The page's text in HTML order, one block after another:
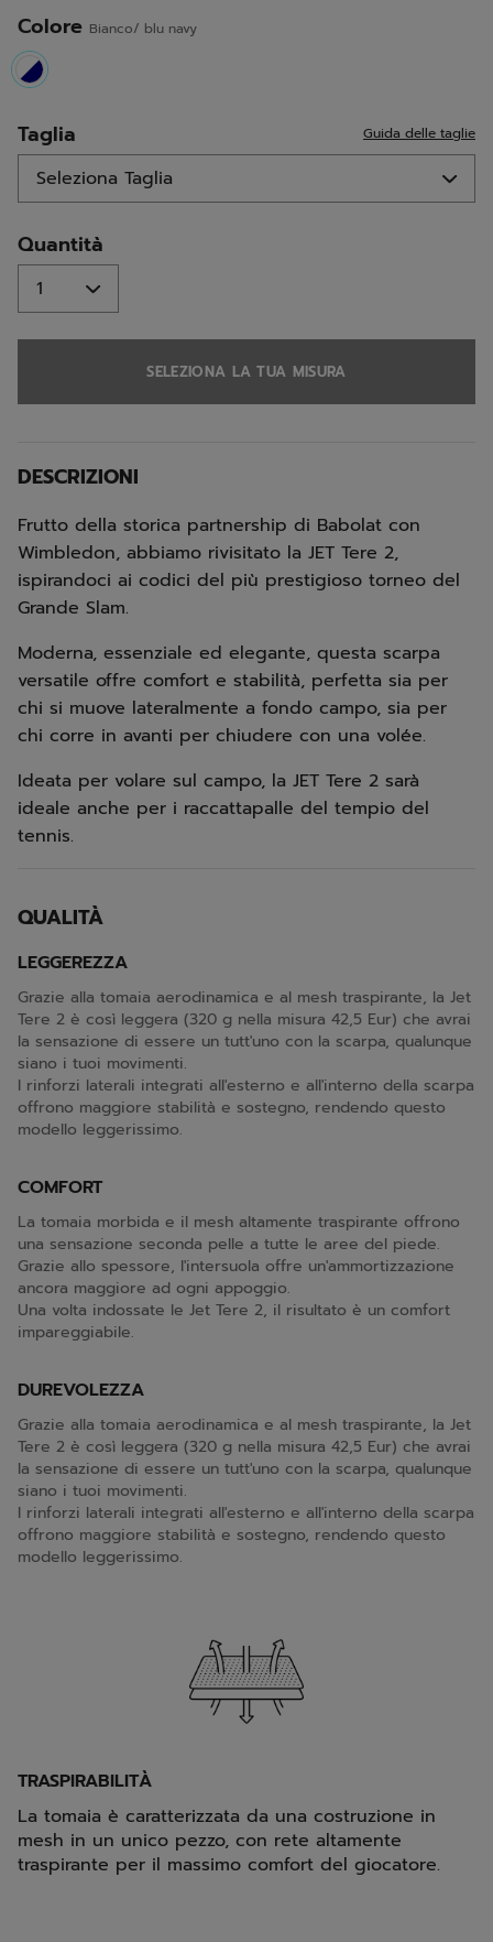
Colore Bianco/ blu navy
selected
Taglia Guida delle taglie
Quantità
SELEZIONA LA TUA MISURA
DESCRIZIONI
Frutto della storica partnership di Babolat con
Wimbledon, abbiamo rivisitato la JET Tere 2,
ispirandoci ai codici del più prestigioso torneo del
Grande Slam.
Moderna, essenziale ed elegante, questa scarpa
versatile offre comfort e stabilità, perfetta sia per
chi si muove lateralmente a fondo campo, sia per
chi corre in avanti per chiudere con una volée.
Ideata per volare sul campo, la JET Tere 2 sarà
ideale anche per i raccattapalle del tempio del
tennis.
QUALITÀ
LEGGEREZZA
Grazie alla tomaia aerodinamica e al mesh traspirante, la Jet
Tere 2 è così leggera (320 g nella misura 42,5 Eur) che avrai
la sensazione di essere un tutt'uno con la scarpa, qualunque
siano i tuoi movimenti.
I rinforzi laterali integrati all'esterno e all'interno della scarpa
offrono maggiore stabilità e sostegno, rendendo questo
modello leggerissimo.
COMFORT
La tomaia morbida e il mesh altamente traspirante offrono
una sensazione seconda pelle a tutte le aree del piede.
Grazie allo spessore, l'intersuola offre un'ammortizzazione
ancora maggiore ad ogni appoggio.
Una volta indossate le Jet Tere 2, il risultato è un comfort
impareggiabile.
DUREVOLEZZA
Grazie alla tomaia aerodinamica e al mesh traspirante, la Jet
Tere 2 è così leggera (320 g nella misura 42,5 Eur) che avrai
la sensazione di essere un tutt'uno con la scarpa, qualunque
siano i tuoi movimenti.
I rinforzi laterali integrati all'esterno e all'interno della scarpa
offrono maggiore stabilità e sostegno, rendendo questo
modello leggerissimo.
TRASPIRABILITÀ
La tomaia è caratterizzata da una costruzione in
mesh in un unico pezzo, con rete altamente
traspirante per il massimo comfort del giocatore.